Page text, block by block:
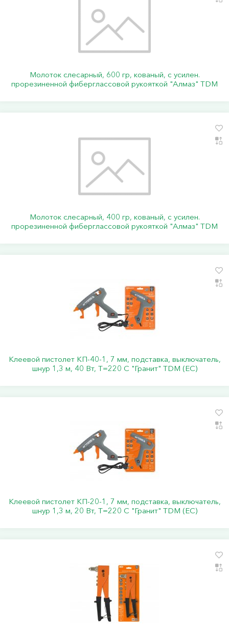
Молоток слесарный, 600 гр, кованый, с усилен.
прорезиненной фиберглассовой рукояткой "Алмаз" TDM
Молоток слесарный, 400 гр, кованый, с усилен.
прорезиненной фиберглассовой рукояткой "Алмаз" TDM
Клеевой пистолет КП-40-1, 7 мм, подставка, выключатель,
шнур 1,3 м, 40 Вт, Т=220 С "Гранит" TDM (ЕС)
Клеевой пистолет КП-20-1, 7 мм, подставка, выключатель,
шнур 1,3 м, 20 Вт, Т=220 С "Гранит" TDM (ЕС)